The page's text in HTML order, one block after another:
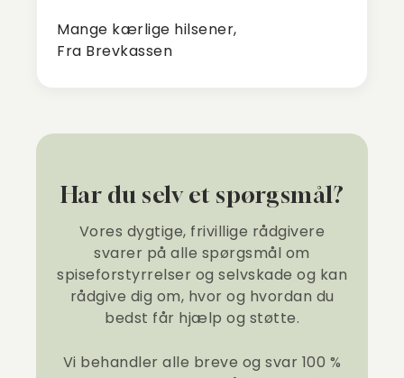
Mange kærlige hilsener,
Fra Brevkassen
Har du selv et spørgsmål?
Vores dygtige, frivillige rådgivere
svarer på alle spørgsmål om
spiseforstyrrelser og selvskade og kan
rådgive dig om, hvor og hvordan du
bedst får hjælp og støtte.
Vi behandler alle breve og svar 100 %